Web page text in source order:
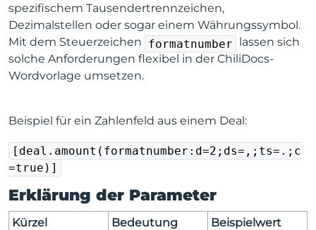
spezifischem Tausendertrennzeichen,
Dezimalstellen oder sogar einem Währungssymbol.
Mit dem Steuerzeichen formatnumber lassen sich
solche Anforderungen flexibel in der ChiliDocs-
Wordvorlage umsetzen.
Beispiel für ein Zahlenfeld aus einem Deal:
[deal.amount(formatnumber:d=2;ds=,;ts=.;c
=true)]
Erklärung der Parameter
Kürzel Bedeutung
Beispielwert